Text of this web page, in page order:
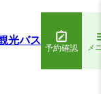
光バス
予約確認 メ